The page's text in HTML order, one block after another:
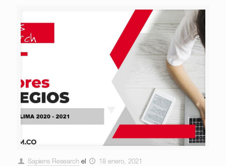
Sapiens Research el 18 enero, 2021